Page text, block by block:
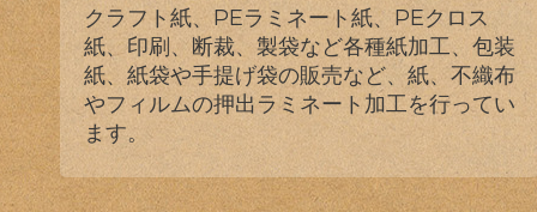
クラフト紙、PEラミネート紙、PEクロス
紙、印刷、断裁、製袋など各種紙加工、包装
紙、紙袋や手提げ袋の販売など、紙、不織布
やフィルムの押出ラミネート加工を行ってい
ます。